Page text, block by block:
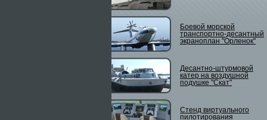
Боевой морской
транспортно-десантный
экраноплан "Орленок"
Десантно-штурмовой
катер на воздушной
подушке "Скат"
Стенд виртуального
пилотирования